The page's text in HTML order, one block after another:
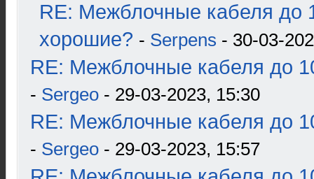
RE: Межблочные кабеля до
хорошие? - Serpens - 30-03-
RE: Межблочные кабеля до
- Sergeo - 29-03-2023, 15:30
RE: Межблочные кабеля до
- Sergeo - 29-03-2023, 15:57